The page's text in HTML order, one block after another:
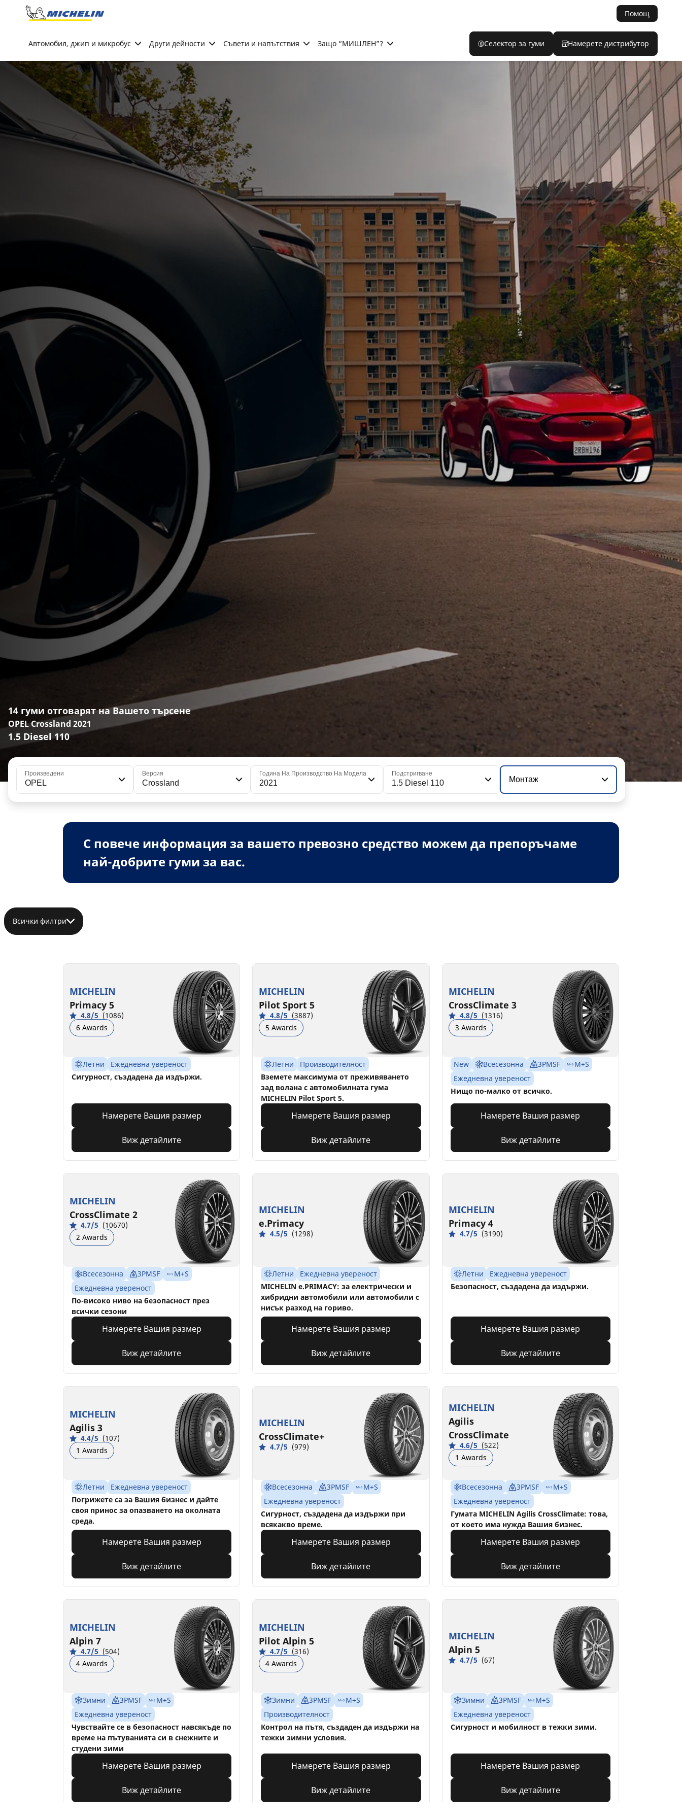
Go to page content
Помощ
Автомобил, джип и микробус Други дейности Съвети и напътствия Защо “МИШЛЕН”? Селектор за гуми Намерете дистрибутор
14 гуми отговарят на Вашето търсене
OPEL Crossland 2021
1.5 Diesel 110
Произведени
OPEL
Версия
Crossland
Година На Производство На Модела
2021
Подстригване
1.5 Diesel 110 Монтаж
С повече информация за вашето превозно средство можем да препоръчаме
най-добрите гуми за вас.
Всички филтри
MICHELIN
Primacy 5
4.8/5 (1086)
6 Awards
Летни
Ежедневна увереност
Сигурност, създадена да издържи.
Намерете Вашия размер
Виж детайлите
MICHELIN
Pilot Sport 5
4.8/5 (3887)
5 Awards
Летни
Производителност
Вземете максимума от преживяването
зад волана с автомобилната гума
MICHELIN Pilot Sport 5.
Намерете Вашия размер
Виж детайлите
MICHELIN
CrossClimate 3
4.8/5 (1316)
3 Awards
New Всесезонна 3PMSF
M+S
Ежедневна увереност
Нищо по-малко от всичко.
Намерете Вашия размер
Виж детайлите
MICHELIN
CrossClimate 2
4.7/5 (10670)
2 Awards
Всесезонна 3PMSF
M+S
Ежедневна увереност
По-високо ниво на безопасност през
всички сезони
Намерете Вашия размер
Виж детайлите
MICHELIN
e.Primacy
4.5/5 (1298)
Летни
Ежедневна увереност
MICHELIN e.PRIMACY: за електрически и
хибридни автомобили или автомобили с
нисък разход на гориво.
Намерете Вашия размер
Виж детайлите
MICHELIN
Primacy 4
4.7/5 (3190)
Летни
Ежедневна увереност
Безопасност, създадена да издържи.
Намерете Вашия размер
Виж детайлите
MICHELIN
Agilis 3
4.4/5 (107)
1 Awards
Летни
Ежедневна увереност
Погрижете са за Вашия бизнес и дайте
своя принос за опазването на околната
среда.
Намерете Вашия размер
Виж детайлите
MICHELIN
CrossClimate+
4.7/5 (979)
Всесезонна 3PMSF
M+S
Ежедневна увереност
Сигурност, създадена да издържи при
всякакво време.
Намерете Вашия размер
Виж детайлите
MICHELIN
Agilis
CrossClimate
4.6/5 (522)
1 Awards
Всесезонна 3PMSF
M+S
Ежедневна увереност
Гумата MICHELIN Agilis CrossClimate: това,
от което има нужда Вашия бизнес.
Намерете Вашия размер
Виж детайлите
MICHELIN
Alpin 7
4.7/5 (504)
4 Awards
Зимни 3PMSF
M+S
Ежедневна увереност
Чувствайте се в безопасност навсякъде по
време на пътуванията си в снежните и
студени зими
Намерете Вашия размер
Виж детайлите
MICHELIN
Pilot Alpin 5
4.7/5 (316)
4 Awards
Зимни 3PMSF
M+S
Производителност
Контрол на пътя, създаден да издържи на
тежки зимни условия.
Намерете Вашия размер
Виж детайлите
MICHELIN
Alpin 5
4.7/5 (67)
Зимни 3PMSF
M+S
Ежедневна увереност
Сигурност и мобилност в тежки зими.
Намерете Вашия размер
Виж детайлите